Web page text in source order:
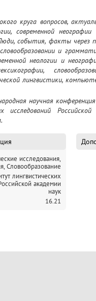
круга вопросов,
современной
события, факты через
и
неологии и
лингвистики,
исследований
исследования,
Словообразование
лингвистических
академии
наук
16.21